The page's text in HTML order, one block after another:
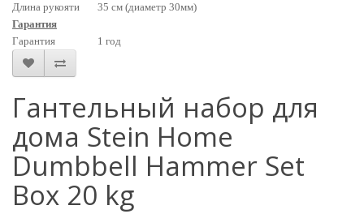
Длина рукояти
35 см (диаметр 30мм)
Гарантия
Гарантия
1 год
Гантельный набор для
дома Stein Home
Dumbbell Hammer Set
Box 20 kg